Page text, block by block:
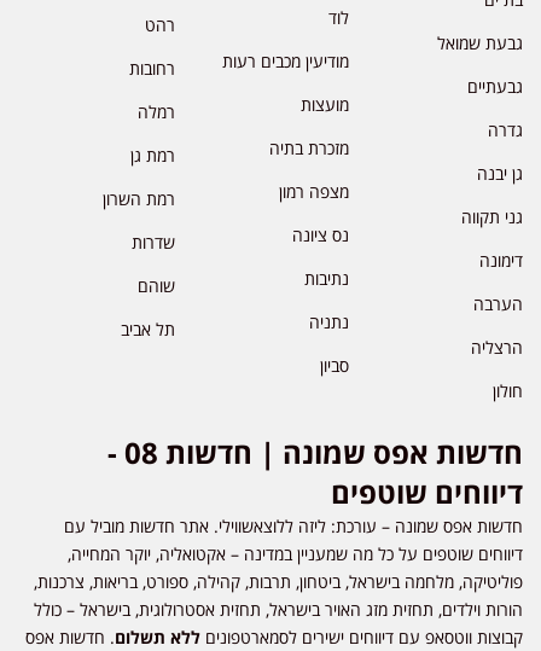
גבעת שמואל
גבעתיים
גדרה
גן יבנה
גני תקווה
דימונה
הערבה
הרצליה
חולון
לוד
מודיעין מכבים רעות
מועצות
מזכרת בתיה
מצפה רמון
נס ציונה
נתיבות
נתניה
סביון
רהט
רחובות
רמלה
רמת גן
רמת השרון
שדרות
שוהם
תל אביב
חדשות אפס שמונה | חדשות 08 -
דיווחים שוטפים
חדשות אפס שמונה – עורכת: ליזה ללוצאשווילי. אתר חדשות מוביל עם
דיווחים שוטפים על כל מה שמעניין במדינה – אקטואליה, יוקר המחייה,
פוליטיקה, מלחמה בישראל, ביטחון, תרבות, קהילה, ספורט, בריאות, צרכנות,
הורות וילדים, תחזית מזג האויר בישראל, תחזית אסטרולוגית, בישראל – כולל
קבוצות ווטסאפ עם דיווחים ישירים לסמארטפונים ללא תשלום. חדשות אפס